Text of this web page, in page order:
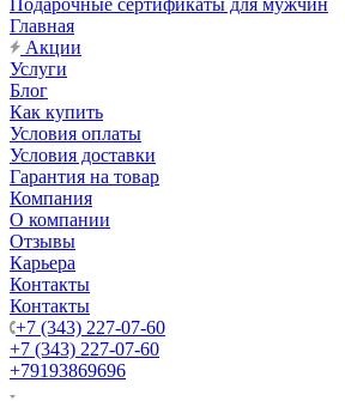
Подарочные сертификаты для мужчин
Главная
Акции
Услуги
Блог
Как купить
Условия оплаты
Условия доставки
Гарантия на товар
Компания
О компании
Отзывы
Карьера
Контакты
Контакты
+7 (343) 227-07-60
+7 (343) 227-07-60
+79193869696